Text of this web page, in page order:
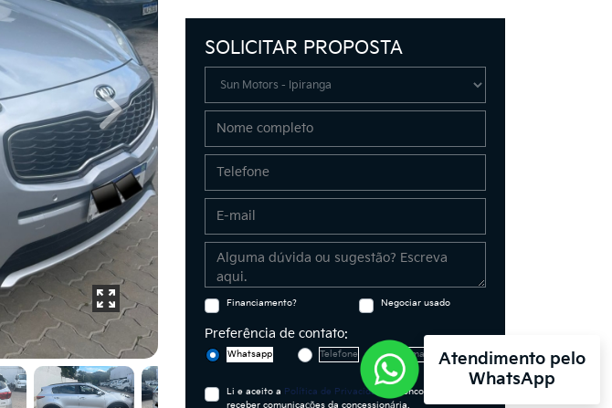
SOLICITAR PROPOSTA
Financiamento? Negociar usado
Preferência de contato:
Whatsapp Telefone Email
Li e aceito a Política de Privacidade
e concordo em
receber comunicações da concessionária.
Next
Atendimento pelo
WhatsApp